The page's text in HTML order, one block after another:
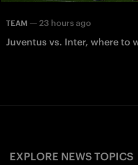
TEAM — 23 hours ago
Juventus vs. Inter, where to
EXPLORE NEWS TOPICS